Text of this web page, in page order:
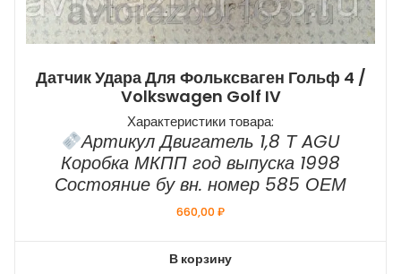
Датчик Удара Для Фольксваген Гольф 4 /
Volkswagen Golf IV
Характеристики товара:
Артикул Двигатель 1,8 Т AGU
Коробка МКПП год выпуска 1998
Состояние бу вн. номер 585 ОЕМ
660,00₽
В корзину